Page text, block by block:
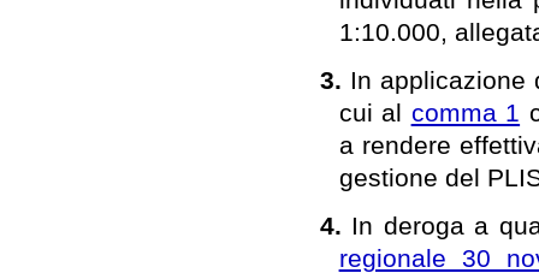
1:10.000,
3. In applicazione
cui al comma 1
a rendere
gestione del
4. In deroga a
regionale 30